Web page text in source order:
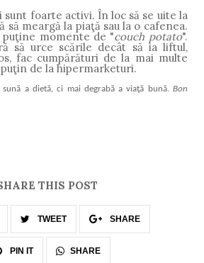
foarte activi. În loc să se uite la
meargă la piaţă sau la o cafenea.
puţine momente de "couch potato".
să urce scările decât să ia liftul,
fac cumpărături de la mai multe
de la hipermarketuri.
a dietă, ci mai degrabă a viaţă bună. Bon
THIS POST
TWEET SHARE
PIN IT SHARE